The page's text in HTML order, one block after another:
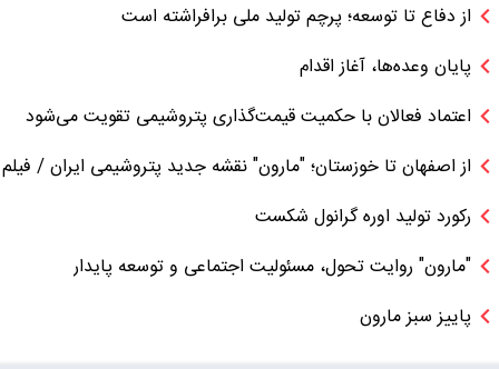
از دفاع تا توسعه؛ پرچم تولید ملی برافراشته است
پایان وعده‌ها، آغاز اقدام
اعتماد فعالان با حکمیت قیمت‌گذاری پتروشیمی تقویت می‌شود
از اصفهان تا خوزستان؛ "مارون" نقشه جدید پتروشیمی ایران / فیلم
رکورد تولید اوره گرانول شکست
"مارون" روایت تحول، مسئولیت اجتماعی و توسعه پایدار
پاییز سبز مارون